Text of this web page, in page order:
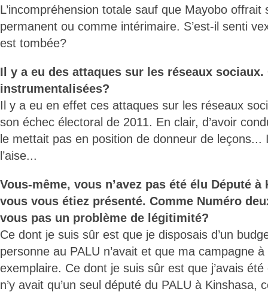
L’incompréhension totale sauf que Mayobo
permanent ou comme intérimaire. S’est-il senti
est tombée?
Il y a eu des attaques sur les réseaux sociaux.
instrumentalisées?
Il y a eu en effet ces attaques sur les réseaux
son échec électoral de 2011. En clair, d’avoir
le mettait pas en position de donneur de
l’aise...
Vous-même, vous n’avez pas été élu Député
vous vous étiez présenté. Comme Numéro
vous pas un problème de légitimité?
Ce dont je suis sûr est que je disposais d’un
personne au PALU n’avait et que ma campagne à
exemplaire. Ce dont je suis sûr est que j’avais été
n’y avait qu’un seul député du PALU à Kinshasa,